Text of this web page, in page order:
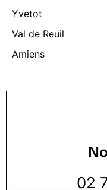
Yvetot
Val de Reuil
Amiens
02